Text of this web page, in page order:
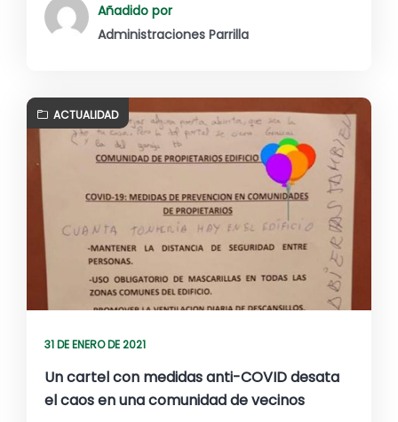
Añadido por
Administraciones Parrilla
ACTUALIDAD
31 DE ENERO DE 2021
Un cartel con medidas anti-COVID desata
el caos en una comunidad de vecinos